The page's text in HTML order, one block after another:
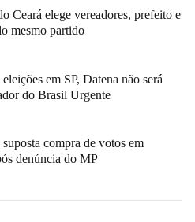
Ceará elege vereadores, prefeito e
mesmo partido
em SP, Datena não será
do Brasil Urgente
suposta compra de votos em
denúncia do MP